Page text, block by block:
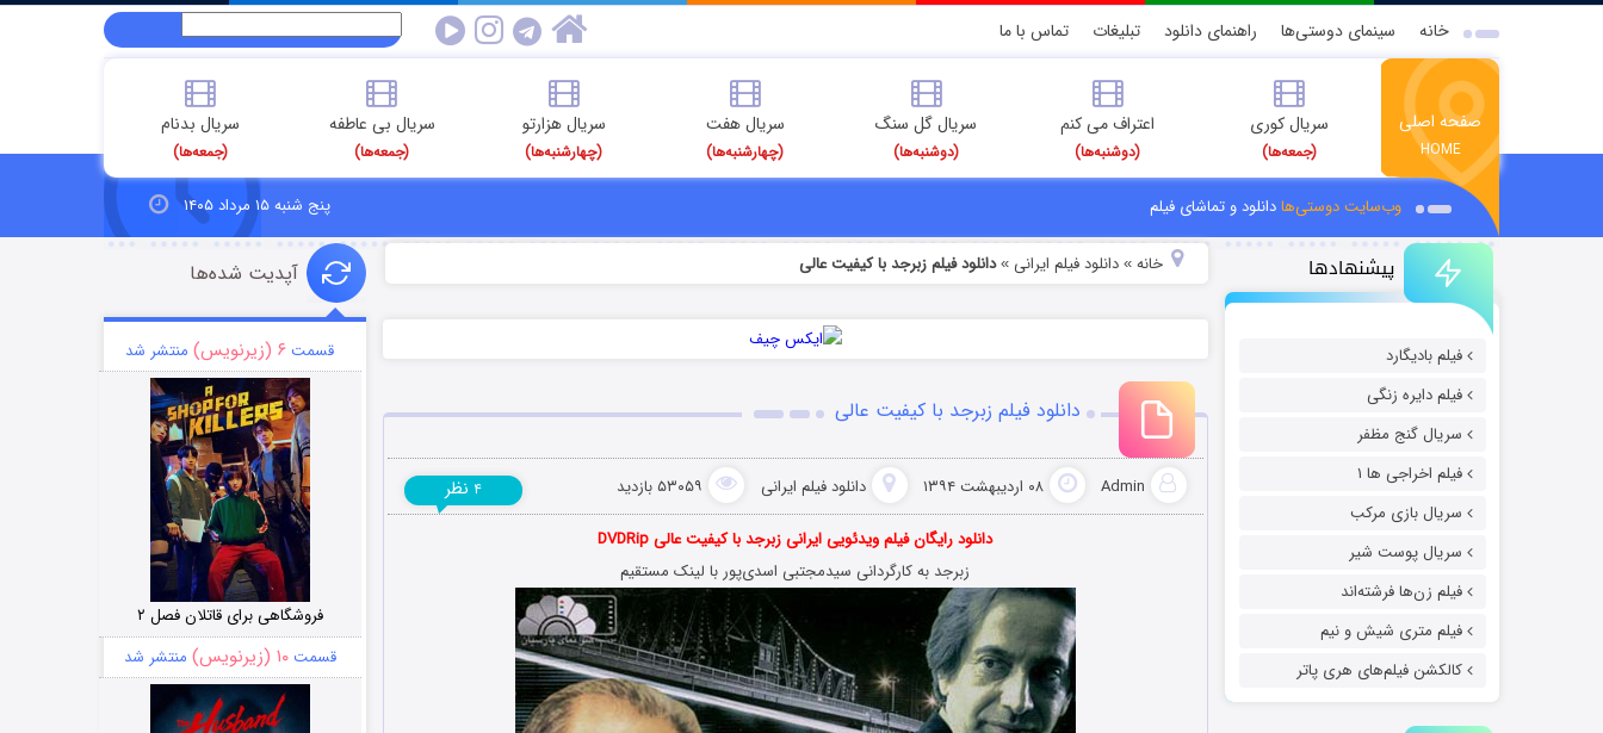
خانه سینمای دوستی‌ها راهنمای دانلود تبلیغات تماس با ما
صفحه اصلی
HOME
سریال کوری
(جمعه‌ها)
اعتراف می کنم
(دوشنبه‌ها)
سریال گل سنگ
(دوشنبه‌ها)
سریال هفت
(چهارشنبه‌ها)
سریال هزارتو
(چهارشنبه‌ها)
سریال بی عاطفه
(جمعه‌ها)
سریال بدنام
(جمعه‌ها)
وب‌سایت دوستی‌هادانلود و تماشای فیلم پنج شنبه ۱۵ مرداد ۱۴۰۵
پیشنهادها
فیلم بادیگارد
فیلم دایره زنگی
سریال گنج مظفر
فیلم اخراجی ها ۱
سریال بازی مرکب
سریال پوست شیر
فیلم زن‌ها فرشته‌اند
فیلم متری شیش و نیم
کالکشن فیلم‌های هری پاتر
خانه» دانلود فیلم‌ ایرانی »دانلود فیلم زبرجد با کیفیت عالی
دانلود فیلم زبرجد با کیفیت عالی
Admin ۰۸ اردیبهشت ۱۳۹۴ دانلود فیلم‌ ایرانی ۵۳۰۵۹ بازدید ۴ نظر
دانلود رایگان فیلم ویدئویی ایرانی زبرجد با کیفیت عالی DVDRip
زبرجد به کارگردانی سیدمجتبی اسدی‌پور با لینک مستقیم
آپدیت شده‌ها
قسمت ۶ (زیرنویس) منتشر شد
فروشگاهی برای قاتلان فصل ۲
قسمت۱۰ (زیرنویس) منتشر شد